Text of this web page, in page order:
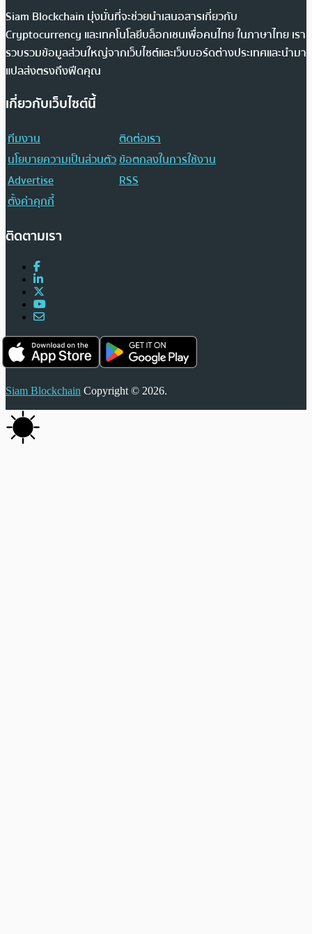
Siam Blockchain มุ่งมั่นที่จะช่วยนำเสนอสารเกี่ยวกับ
Cryptocurrency และเทคโนโลยีบล็อกเชนเพื่อคนไทย ในภาษาไทย เรา
รวบรวมข้อมูลส่วนใหญ่จากเว็บไซต์และเว็บบอร์ดต่างประเทศและนำมา
แปลส่งตรงถึงฟีดคุณ
เกี่ยวกับเว็บไซต์นี้
ทีมงาน
ติดต่อเรา
นโยบายความเป็นส่วนตัวข้อตกลงในการใช้งาน
Advertise
RSS
ตั้งค่าคุกกี้
ติดตามเรา
Siam Blockchain Copyright © 2026.